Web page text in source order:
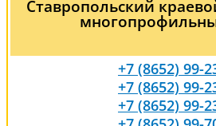
Ставропольский
+7 (8652) 99-
+7 (8652) 99-
+7 (8652) 99-